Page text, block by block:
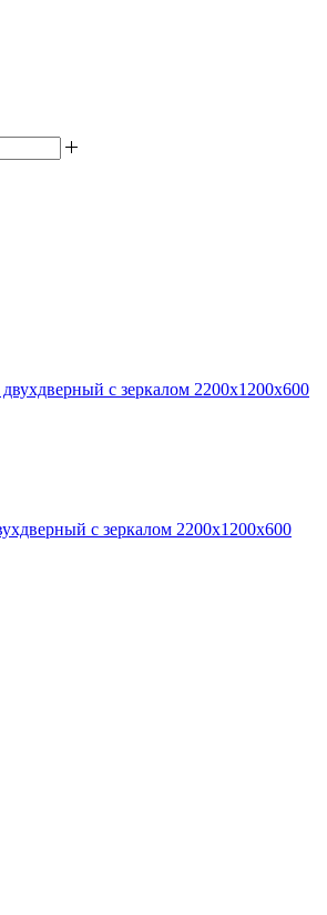
с зеркалом 2200х1200х600